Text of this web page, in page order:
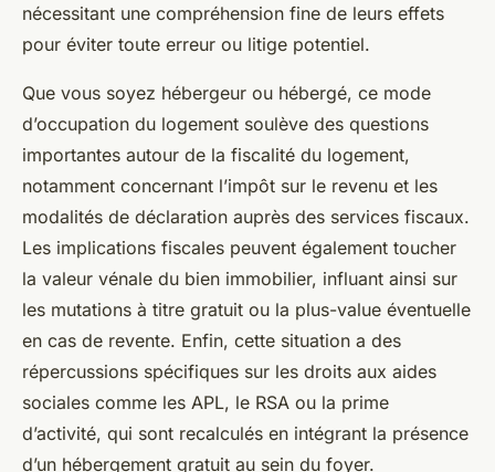
nécessitant une compréhension fine de leurs effets
pour éviter toute erreur ou litige potentiel.
Que vous soyez hébergeur ou hébergé, ce mode
d’occupation du logement soulève des questions
importantes autour de la fiscalité du logement,
notamment concernant l’impôt sur le revenu et les
modalités de déclaration auprès des services fiscaux.
Les implications fiscales peuvent également toucher
la valeur vénale du bien immobilier, influant ainsi sur
les mutations à titre gratuit ou la plus-value éventuelle
en cas de revente. Enfin, cette situation a des
répercussions spécifiques sur les droits aux aides
sociales comme les APL, le RSA ou la prime
d’activité, qui sont recalculés en intégrant la présence
d’un hébergement gratuit au sein du foyer.